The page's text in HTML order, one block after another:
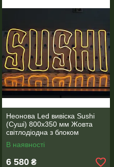
Неонова Led вивіска Sushi
(Суші) 800х350 мм Жовта
світлодіодна з блоком
живлення
В наявності
6 580 ₴